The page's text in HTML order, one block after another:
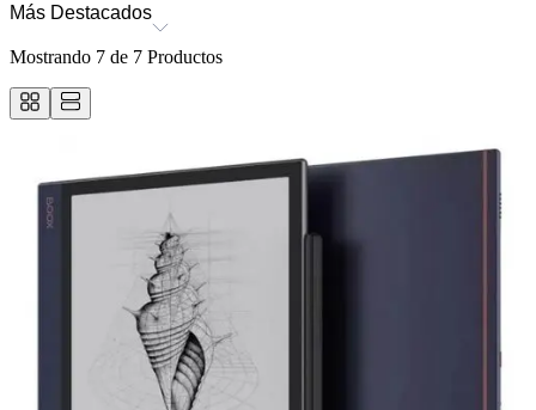
Más Destacados
Mostrando 7 de 7 Productos